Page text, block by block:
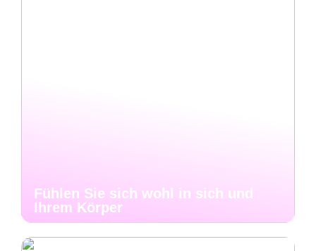
Fühlen Sie sich wohl in sich und
Ihrem Körper